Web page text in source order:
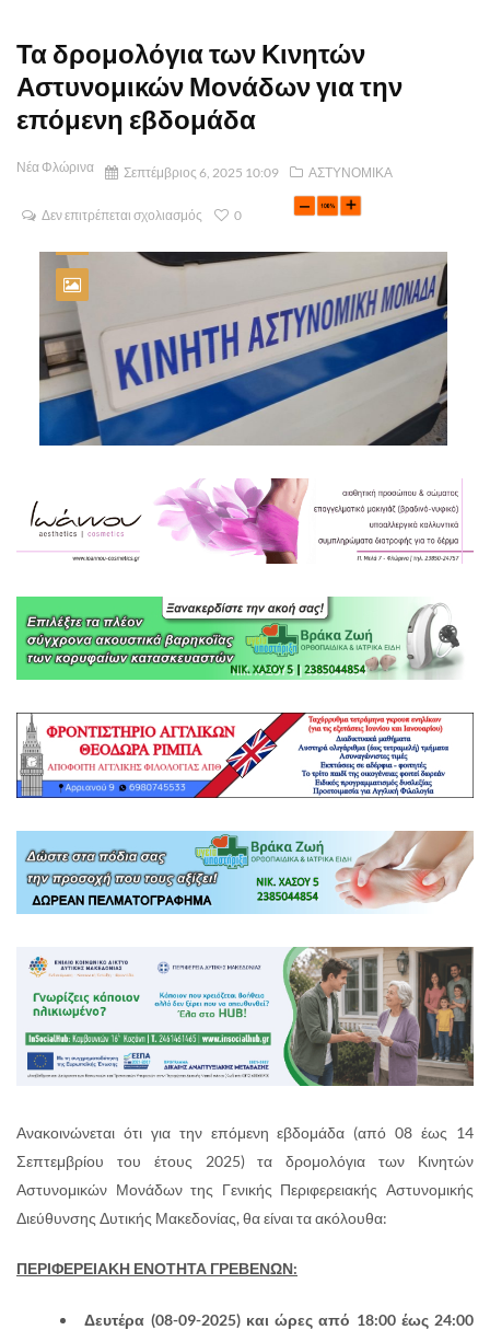
Τα δρομολόγια των Κινητών
Αστυνομικών Μονάδων για την
επόμενη εβδομάδα
Νέα Φλώρινα Σεπτέμβριος 6, 2025 10:09 ΑΣΤΥΝΟΜΙΚΑ
Δεν επιτρέπεται σχολιασμός 0
Ανακοινώνεται ότι για την επόμενη εβδομάδα (από 08 έως 14
Σεπτεμβρίου του έτους 2025) τα δρομολόγια των Κινητών
Αστυνομικών Μονάδων της Γενικής Περιφερειακής Αστυνομικής
Διεύθυνσης Δυτικής Μακεδονίας, θα είναι τα ακόλουθα:
ΠΕΡΙΦΕΡΕΙΑΚΗ ΕΝΟΤΗΤΑ ΓΡΕΒΕΝΩΝ:
Δευτέρα (08-09-2025) και ώρες από 18:00 έως 24:00